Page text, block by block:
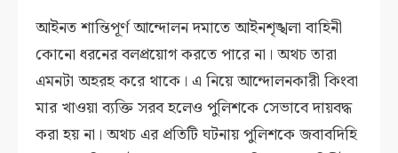
আইনত শান্তিপূর্ণ আন্দোলন দমাতে আইনশৃঙ্খলা বাহিনী
কোনো ধরনের বলপ্রয়োগ করতে পারে না। অথচ তারা
এমনটা অহরহ করে থাকে। এ নিয়ে আন্দোলনকারী কিংবা
মার খাওয়া ব্যক্তি সরব হলেও পুলিশকে সেভাবে দায়বদ্ধ
করা হয় না। অথচ এর প্রতিটি ঘটনায় পুলিশকে জবাবদিহি